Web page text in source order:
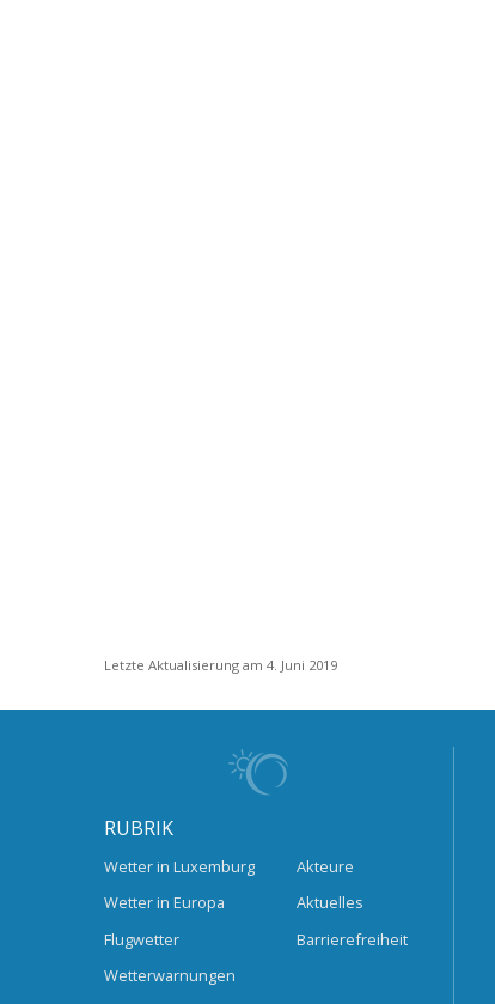
Letzte Aktualisierung am 4. Juni 2019
RUBRIK
Wetter in Luxemburg
Wetter in Europa
Flugwetter
Wetterwarnungen
Akteure
Aktuelles
Barrierefreiheit